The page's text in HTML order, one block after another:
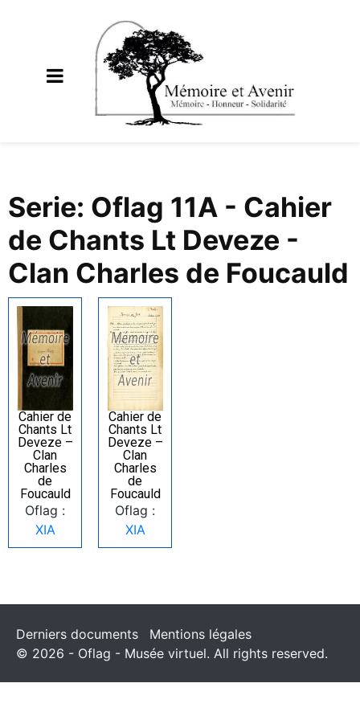
Serie: Oflag 11A - Cahier
de Chants Lt Deveze -
Clan Charles de Foucauld
Cahier de
Chants Lt
Deveze –
Clan
Charles
de
Foucauld
Oflag :
XIA
Cahier de
Chants Lt
Deveze –
Clan
Charles
de
Foucauld
Oflag :
XIA
Derniers documents
Mentions légales
© 2026 - Oflag - Musée virtuel. All rights reserved.